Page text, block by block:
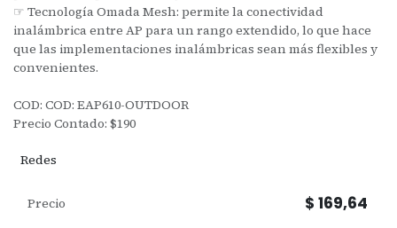
☞ Tecnología Omada Mesh: permite la conectividad
inalámbrica entre AP para un rango extendido, lo que hace
que las implementaciones inalámbricas sean más flexibles y
convenientes.
COD: COD: EAP610-OUTDOOR
Precio Contado: $190
Redes
Precio $ 169,64